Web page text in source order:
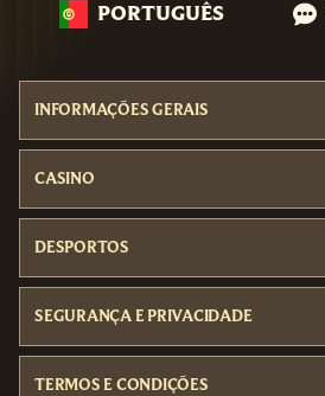
PORTUGUÊS
INFORMAÇÕES GERAIS
CASINO
DESPORTOS
SEGURANÇA E PRIVACIDADE
TERMOS E CONDIÇÕES